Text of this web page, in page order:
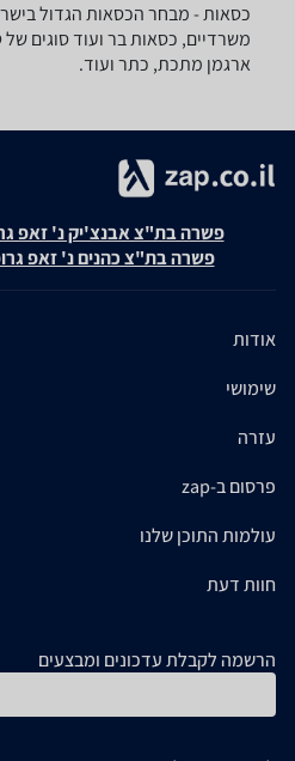
כסאות - מבחר הכסאות הגדול
משרדיים, כסאות בר ועוד סוגים של
ארגמן מתכת, כתר ועוד.
פשרה בת"צ אבנצ'יק נ' זאפ גרופ (ת"צ
פשרה בת"צ כהנים נ' זאפ גרופ (ת"צ
אודות
שימושי
עזרה
פרסום ב-zap
עולמות התוכן שלנו
חוות דעת
הרשמה לקבלת עדכונים ומבצעים